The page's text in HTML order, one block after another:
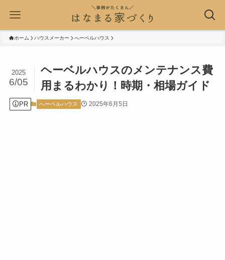
ホーム ハウスメーカー へーベルハウス
ヘーベルハウスのメンテナンス費
用まるわかり！時期・相場ガイド
2025
6/05
PR へーベルハウス 2025年6月5日